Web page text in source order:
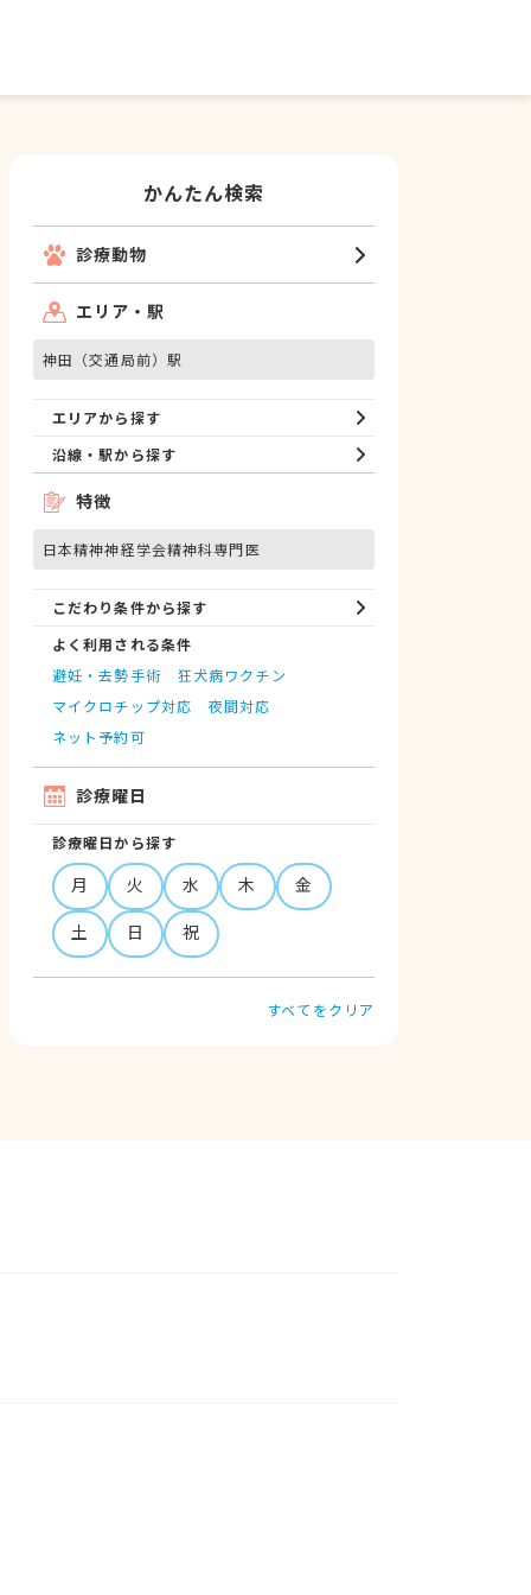
かんたん検索
診療動物
エリア・駅
神田（交通局前）駅
エリアから探す
沿線・駅から探す
特徴
日本精神神経学会精神科専門医
こだわり条件から探す
よく利用される条件
避妊・去勢手術
狂犬病ワクチン
マイクロチップ対応
夜間対応
ネット予約可
診療曜日
診療曜日から探す
月 火 水 木
金
土
日 祝
すべてをクリア